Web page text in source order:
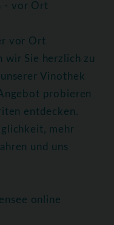
- vor Ort
vor Ort
wir Sie herzlich zu
Vinothek
probieren
entdecken.
mehr
und uns
online